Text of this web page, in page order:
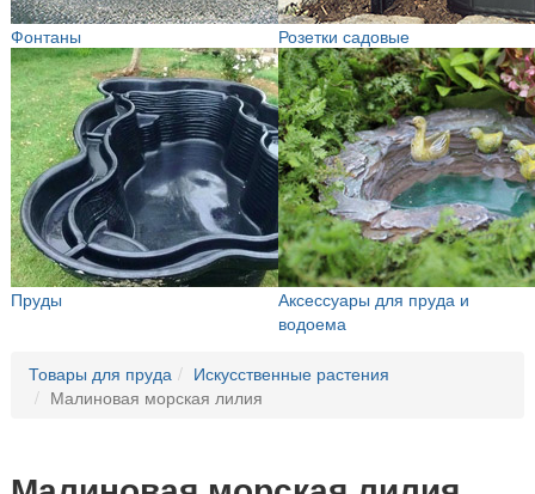
Фонтаны Розетки садовые
Пруды
Аксессуары для пруда и
водоема
Товары для пруда
Искусственные растения
Малиновая морская лилия